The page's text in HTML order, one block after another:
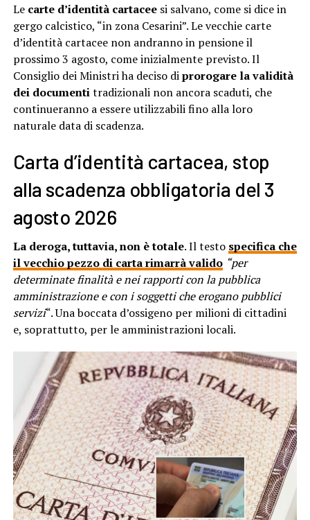
Le carte d’identità cartaceesi salvano, come si dice in
gergo calcistico, “in zona Cesarini”. Le vecchie carte
d’identità cartacee non andranno in pensione il
prossimo 3 agosto, come inizialmente previsto. Il
Consiglio dei Ministri ha deciso diprorogare la validità
dei documentitradizionali non ancora scaduti, che
continueranno a essere utilizzabili fino alla loro
naturale data di scadenza.
Carta d’identità cartacea, stop
alla scadenza obbligatoria del 3
agosto 2026
La deroga, tuttavia, non è totale. Il testo specifica che
il vecchio pezzo di carta rimarrà valido “per
determinate finalità e nei rapporti con la pubblica
amministrazione e con i soggetti che erogano pubblici
servizi“. Una boccata d’ossigeno per milioni di cittadini
e, soprattutto, per le amministrazioni locali.